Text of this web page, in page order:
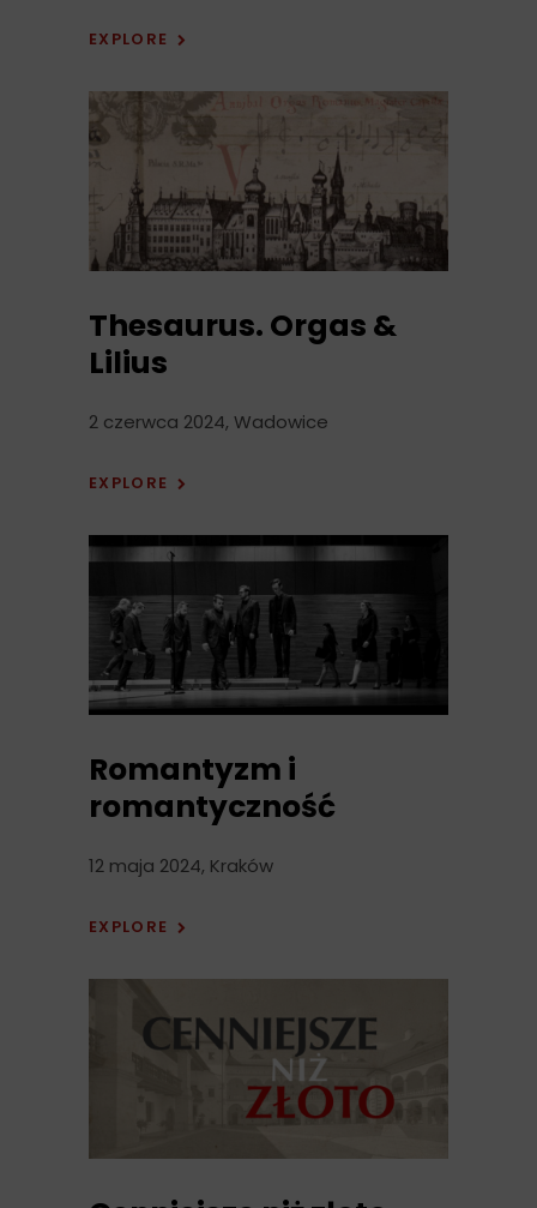
EXPLORE
Thesaurus. Orgas &
Lilius
2 czerwca 2024, Wadowice
EXPLORE
Romantyzm i
romantyczność
12 maja 2024, Kraków
EXPLORE